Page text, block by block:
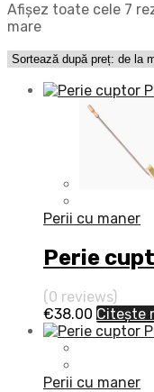
Afișez toate cele 7
mare
Perii cu maner
Perie
(0 reviews)
€38.00 Citește
Perii cu maner